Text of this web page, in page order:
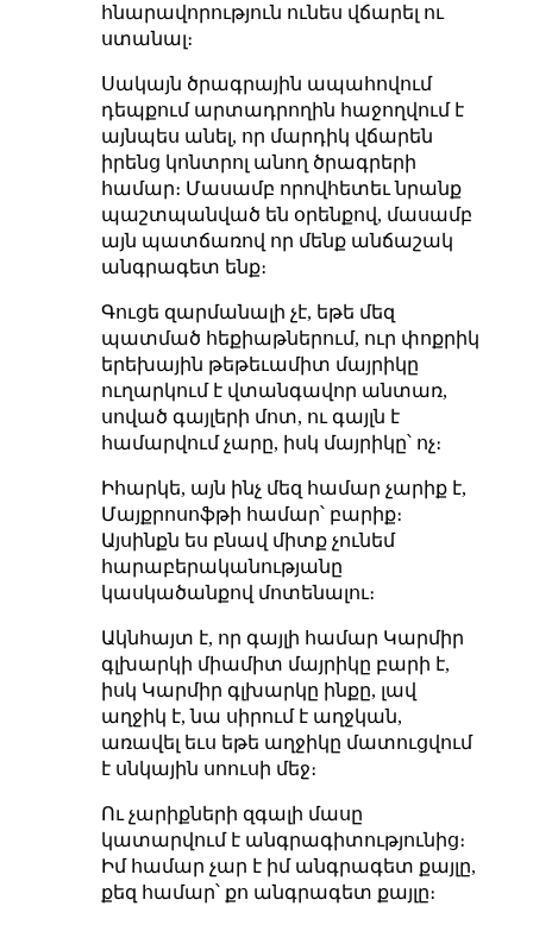
հնարավորություն ունես վճարել ու
ստանալ։
Սակայն ծրագրային ապահովում
դեպքում արտադրողին հաջողվում է
այնպես անել, որ մարդիկ վճարեն
իրենց կոնտրոլ անող ծրագրերի
համար։ Մասամբ որովհետեւ նրանք
պաշտպանված են օրենքով, մասամբ
այն պատճառով որ մենք անճաշակ
անգրագետ ենք։
Գուցե զարմանալի չէ, եթե մեզ
պատմած հեքիաթներում, ուր փոքրիկ
երեխային թեթեւամիտ մայրիկը
ուղարկում է վտանգավոր անտառ,
սոված գայլերի մոտ, ու գայլն է
համարվում չարը, իսկ մայրիկը՝ ոչ։
Իհարկե, այն ինչ մեզ համար չարիք է,
Մայքրոսոֆթի համար՝ բարիք։
Այսինքն ես բնավ միտք չունեմ
հարաբերականությանը
կասկածանքով մոտենալու։
Ակնհայտ է, որ գայլի համար Կարմիր
գլխարկի միամիտ մայրիկը բարի է,
իսկ Կարմիր գլխարկը ինքը, լավ
աղջիկ է, նա սիրում է աղջկան,
առավել եւս եթե աղջիկը մատուցվում
է սնկային սոուսի մեջ։
Ու չարիքների զգալի մասը
կատարվում է անգրագիտությունից։
Իմ համար չար է իմ անգրագետ քայլը,
քեզ համար՝ քո անգրագետ քայլը։